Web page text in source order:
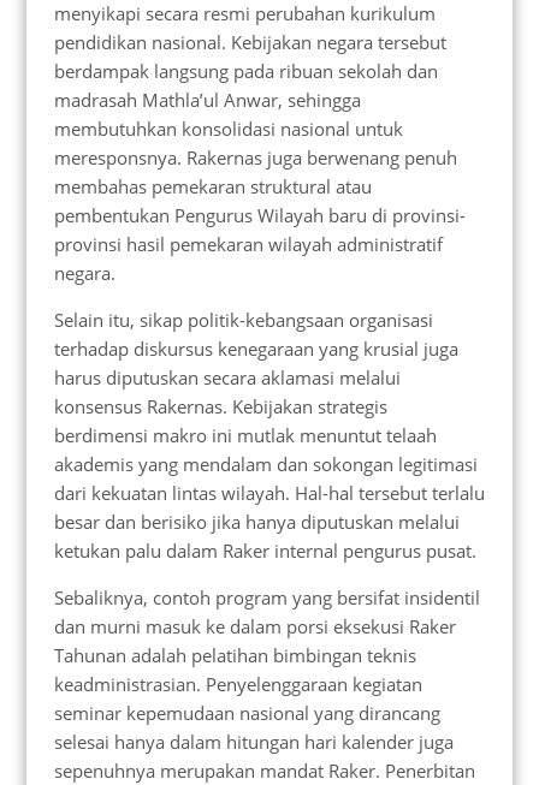
menyikapi secara resmi perubahan kurikulum
pendidikan nasional. Kebijakan negara tersebut
berdampak langsung pada ribuan sekolah dan
madrasah Mathla’ul Anwar, sehingga
membutuhkan konsolidasi nasional untuk
meresponsnya. Rakernas juga berwenang penuh
membahas pemekaran struktural atau
pembentukan Pengurus Wilayah baru di provinsi-
provinsi hasil pemekaran wilayah administratif
negara.
Selain itu, sikap politik-kebangsaan organisasi
terhadap diskursus kenegaraan yang krusial juga
harus diputuskan secara aklamasi melalui
konsensus Rakernas. Kebijakan strategis
berdimensi makro ini mutlak menuntut telaah
akademis yang mendalam dan sokongan legitimasi
dari kekuatan lintas wilayah. Hal-hal tersebut terlalu
besar dan berisiko jika hanya diputuskan melalui
ketukan palu dalam Raker internal pengurus pusat.
Sebaliknya, contoh program yang bersifat insidentil
dan murni masuk ke dalam porsi eksekusi Raker
Tahunan adalah pelatihan bimbingan teknis
keadministrasian. Penyelenggaraan kegiatan
seminar kepemudaan nasional yang dirancang
selesai hanya dalam hitungan hari kalender juga
sepenuhnya merupakan mandat Raker. Penerbitan